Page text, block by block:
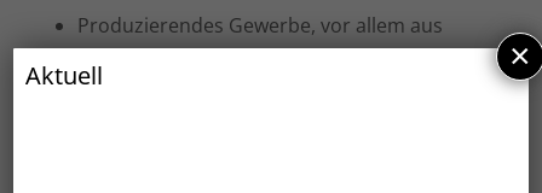
Produzierendes Gewerbe, vor allem aus
energieintensiven Branchen wie Glas,
Keramik, Zement, Lebensmittelherstellung,
Aktuell ×